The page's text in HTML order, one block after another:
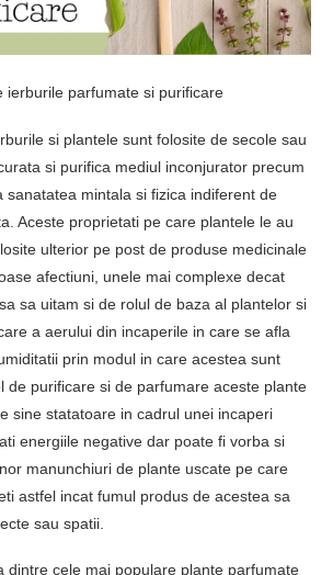
ierburile parfumate si purificare
si plantele sunt folosite de secole sau
si purifica mediul inconjurator precum
sanatatea mintala si fizica indiferent de
Aceste proprietati pe care plantele le au
ulterior pe post de produse medicinale
afectiuni, unele mai complexe decat
sa uitam si de rolul de baza al plantelor si
a aerului din incaperile in care se afla
prin modul in care acestea sunt
de purificare si de parfumare aceste plante
sine statatoare in cadrul unei incaperi
energiile negative dar poate fi vorba si
manunchiuri de plante uscate pe care
astfel incat fumul produs de acestea sa
sau spatii.
dintre cele mai populare plante parfumate